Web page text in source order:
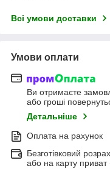
Всі умови доставки
Умови оплати
Ви отримаєте
або гроші
Детальніше
Оплата на рахунок
Безготівковий
або на карту приват